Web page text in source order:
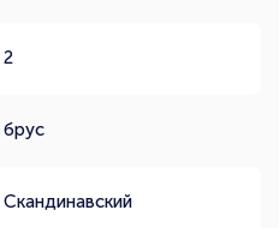
2
брус
Скандинавский